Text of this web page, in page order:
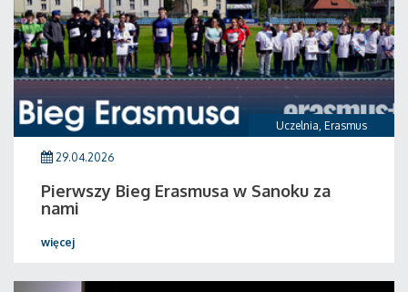
Uczelnia, Erasmus
29.04.2026
Pierwszy Bieg Erasmusa w Sanoku za
nami
więcej